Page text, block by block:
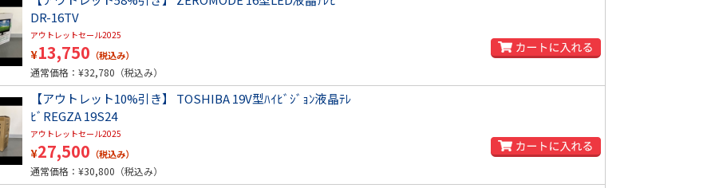
DR-16TV
アウトレットセール2025
¥13,750 （税込み）
通常価格：¥32,780 （税込み）
【アウトレット10%引き】 TOSHIBA 19V型ﾊｲﾋﾞｼﾞｮﾝ液晶ﾃﾚ
ﾋﾞREGZA 19S24
アウトレットセール2025
¥27,500 （税込み）
通常価格：¥30,800 （税込み）